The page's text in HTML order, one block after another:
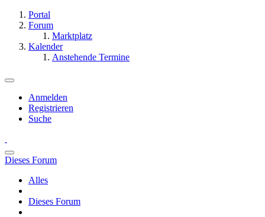
Portal
Forum
Marktplatz
Kalender
Anstehende Termine
Anmelden
Registrieren
Suche
Dieses Forum
Alles
Dieses Forum